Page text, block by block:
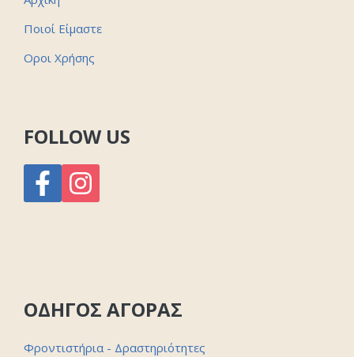
Ποιοί Είμαστε
Οροι Χρήσης
FOLLOW US
ΟΔΗΓΟΣ ΑΓΟΡΑΣ
Φροντιστήρια - Δραστηριότητες